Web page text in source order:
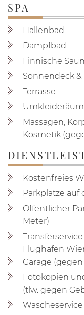
SPA
Hallenbad
Dampfbad
Finnische
Sonnendeck
Terrasse
Massagen,
Kosmetik
Kostenfreies
Parkplätze auf
Öffentlicher
Meter)
Flughafen
Garage
Fotokopien
(tlw. gegen
Wäscheservice